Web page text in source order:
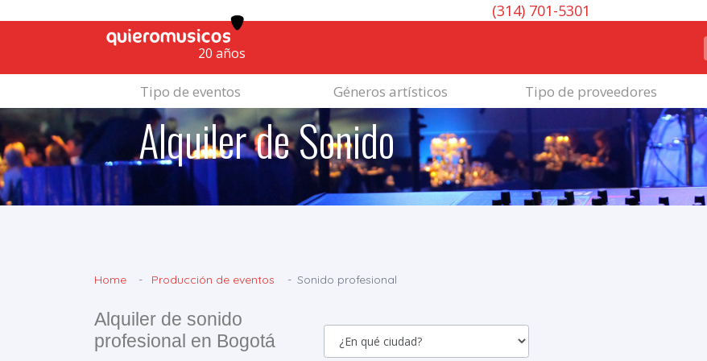
(314) 701-5301
20 años
Tipo de eventos Géneros artísticos Tipo de proveedores
Alquiler de Sonido
Home Producción de eventos Sonido profesional
Alquiler de sonido
profesional en Bogotá